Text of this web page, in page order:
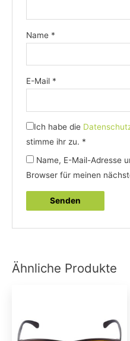
Name *
E-Mail *
Ich habe die
stimme ihr zu. *
Name, E-Mail-Adresse
Browser für meinen
Ähnliche Produkte